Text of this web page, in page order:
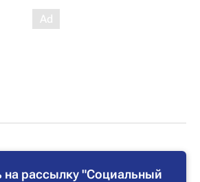
рассылку "Социальный